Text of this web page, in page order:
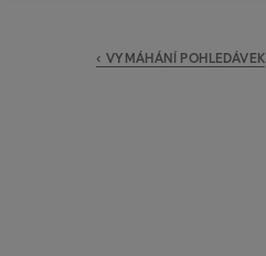
‹ VYMÁHÁNÍ POHLEDÁVEK